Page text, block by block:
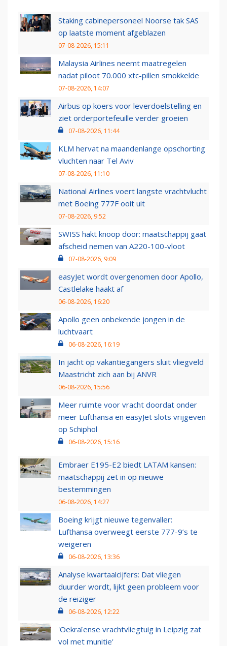
Staking cabinepersoneel Noorse tak SAS
op laatste moment afgeblazen
07-08-2026, 15:11
Malaysia Airlines neemt maatregelen
nadat piloot 70.000 xtc-pillen smokkelde
07-08-2026, 14:07
Airbus op koers voor leverdoelstelling en
ziet orderportefeuille verder groeien
07-08-2026, 11:44
KLM hervat na maandenlange opschorting
vluchten naar Tel Aviv
07-08-2026, 11:10
National Airlines voert langste vrachtvlucht
met Boeing 777F ooit uit
07-08-2026, 9:52
SWISS hakt knoop door: maatschappij gaat
afscheid nemen van A220-100-vloot
07-08-2026, 9:09
easyJet wordt overgenomen door Apollo,
Castlelake haakt af
06-08-2026, 16:20
Apollo geen onbekende jongen in de
luchtvaart
06-08-2026, 16:19
In jacht op vakantiegangers sluit vliegveld
Maastricht zich aan bij ANVR
06-08-2026, 15:56
Meer ruimte voor vracht doordat onder
meer Lufthansa en easyJet slots vrijgeven
op Schiphol
06-08-2026, 15:16
Embraer E195-E2 biedt LATAM kansen:
maatschappij zet in op nieuwe
bestemmingen
06-08-2026, 14:27
Boeing krijgt nieuwe tegenvaller:
Lufthansa overweegt eerste 777-9’s te
weigeren
06-08-2026, 13:36
Analyse kwartaalcijfers: Dat vliegen
duurder wordt, lijkt geen probleem voor
de reiziger
06-08-2026, 12:22
'Oekraïense vrachtvliegtuig in Leipzig zat
vol met munitie'